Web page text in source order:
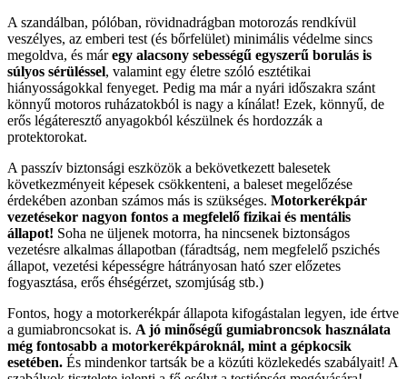
A szandálban, pólóban, rövidnadrágban motorozás rendkívül
veszélyes, az emberi test (és bőrfelület) minimális védelme sincs
megoldva, és máregy alacsony sebességű egyszerű borulás is
súlyos sérüléssel, valamint egy életre szóló esztétikai
hiányosságokkal fenyeget. Pedig ma már a nyári időszakra szánt
könnyű motoros ruházatokból is nagy a kínálat! Ezek, könnyű, de
erős légáteresztő anyagokból készülnek és hordozzák a
protektorokat.
A passzív biztonsági eszközök a bekövetkezett balesetek
következményeit képesek csökkenteni, a baleset megelőzése
érdekében azonban számos más is szükséges. Motorkerékpár
vezetésekor nagyon fontos a megfelelő fizikai és mentális
állapot! Soha ne üljenek motorra, ha nincsenek biztonságos
vezetésre alkalmas állapotban (fáradtság, nem megfelelő pszichés
állapot, vezetési képességre hátrányosan ható szer előzetes
fogyasztása, erős éhségérzet, szomjúság stb.)
Fontos, hogy a motorkerékpár állapota kifogástalan legyen, ide értve
a gumiabroncsokat is. A jó minőségű gumiabroncsok használata
még fontosabb a motorkerékpároknál, mint a gépkocsik
esetében. És mindenkor tartsák be a közúti közlekedés szabályait! A